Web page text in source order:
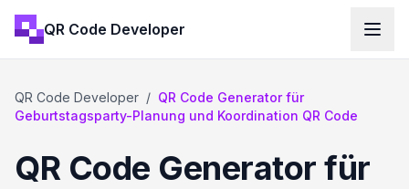
QR Code Developer
QR Code Developer / QR Code Generator für
Geburtstagsparty-Planung und Koordination QR Code
QR Code Generator für